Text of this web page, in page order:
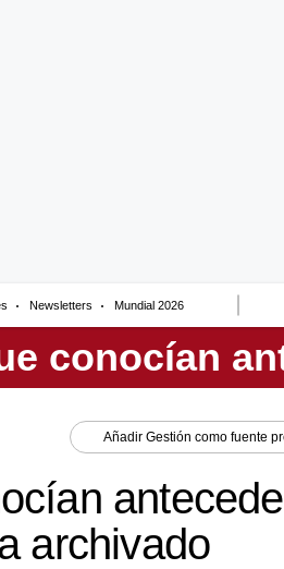
Newsletters Mundial 2026
Añadir Gestión como fuente
archivado